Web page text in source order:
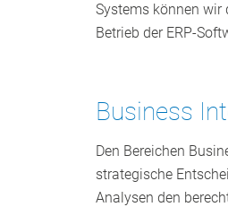
Systems können wir
Betrieb der ERP-
Business
Den Bereichen
strategische
Analysen den